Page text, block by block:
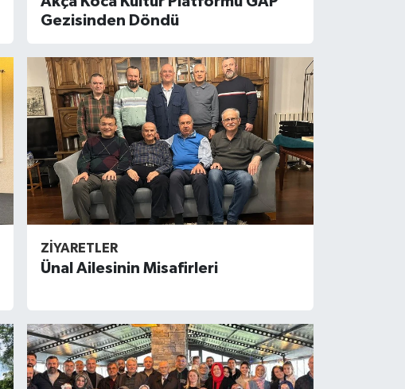
Gezisinden Döndü
ZIYARETLER
Ünal Ailesinin Misafirleri